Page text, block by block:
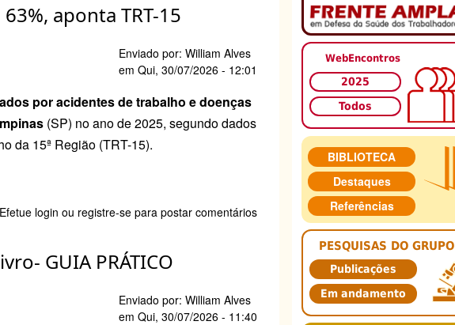
aponta TRT-15
Enviado por:William Alves
emQui, 30/07/2026 - 12:01
por acidentes de trabalho e doenças
(SP) no ano de 2025, segundo dados
da 15ª Região (TRT-15).
Efetue login ou registre-se para postar comentários
GUIA PRÁTICO
Enviado por:William Alves
emQui, 30/07/2026 - 11:40
WebEncontros
2025
Todos
BIBLIOTECA
Destaques
Referências
PESQUISAS DO GRUPO
Publicações
Em andamento